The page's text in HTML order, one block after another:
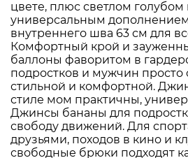
цвете, плюс светлом голубом
универсальным
внутреннего шва 63 см для
Комфортный крой и
баллоны фаворитом в
подростков и мужчин просто
стильной и комфортной.
стиле мом практичны,
Джинсы бананы для
свободу движений. Для
друзьями, походов в кино и
свободные брюки подходят